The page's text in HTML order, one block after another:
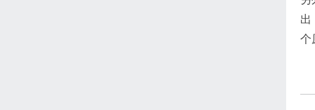
出
个